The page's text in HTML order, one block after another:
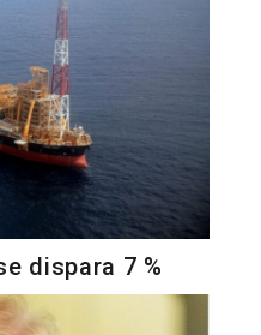
dispara 7 %